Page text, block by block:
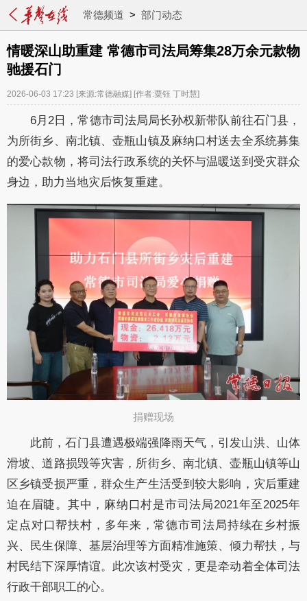
常德频道 > 部门动态
情暖深山助重建 常德市司法局筹集28万余元款物
驰援石门
2026-06-03 17:23 [来源:常德融媒] [作者:粟钰 丁时慧]
6月2日，常德市司法局局长孙权新带队前往石门县，
为所街乡、南北镇、壶瓶山镇及麻纳口村送去全系统募集
的爱心款物，将司法行政系统的关怀与温暖送到受灾群众
身边，助力当地灾后恢复重建。
捐赠现场
此前，石门县遭遇极端强降雨天气，引发山洪、山体
滑坡、道路损毁等灾害，所街乡、南北镇、壶瓶山镇等山
区乡镇受损严重，群众生产生活受到较大影响，灾后重建
迫在眉睫。其中，麻纳口村是市司法局2021年至2025年
定点对口帮扶村，多年来，常德市司法局持续在乡村振
兴、民生保障、基层治理等方面精准施策、倾力帮扶，与
村民结下深厚情谊。此次该村受灾，更是牵动着全体司法
行政干部职工的心。